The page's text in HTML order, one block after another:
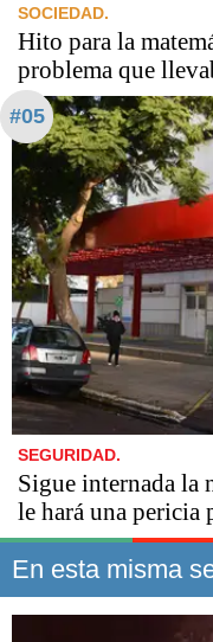
SOCIEDAD.
Hito para la
problema que
#05
SEGURIDAD.
Sigue internada la
le hará una pericia
En esta misma